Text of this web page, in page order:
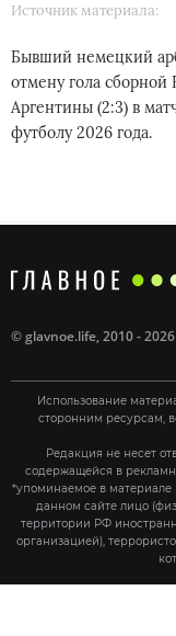
Источник материала:
Бывший немецкий
отмену гола сборной
Аргентины (2:3) в
футболу 2026 года.
©glavnoe.life, 2010 - 2026
Использование
сторонним ресурсам,
Редакция не несет
содержащейся в
*упоминаемое в материале
данном сайте лицо
территории РФ
организацией),